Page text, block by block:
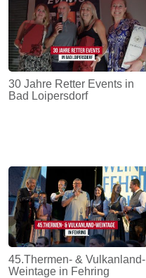
30 Jahre Retter Events in
Bad Loipersdorf
45.Thermen- & Vulkanland-
Weintage in Fehring